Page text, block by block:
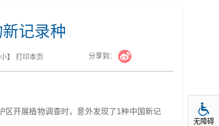
记录种
小】 打印本页 分享到：
区开展植物调查时，意外发现了1种中国新记
无障碍